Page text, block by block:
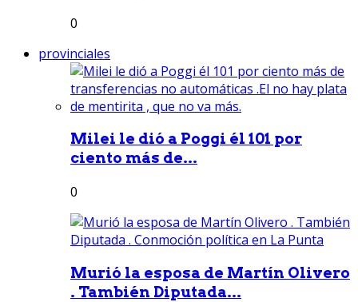
0
provinciales
Milei le dió a Poggi él 101 por
ciento más de...
0
Murió la esposa de Martín Olivero
. También Diputada...